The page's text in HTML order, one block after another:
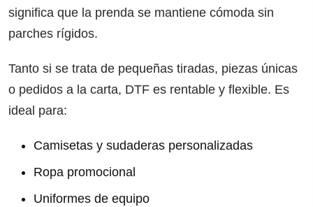
significa que la prenda se mantiene cómoda sin
parches rígidos.
Tanto si se trata de pequeñas tiradas, piezas únicas
o pedidos a la carta, DTF es rentable y flexible. Es
ideal para:
Camisetas y sudaderas personalizadas
Ropa promocional
Uniformes de equipo